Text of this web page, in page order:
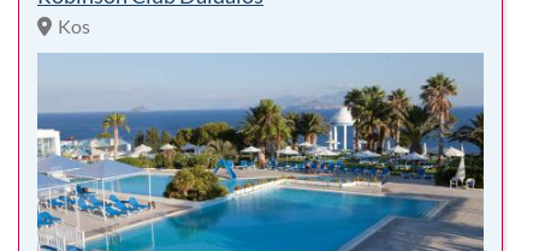
sehr beliebt
Premium
Club
96%
Empfehlung
Für
Alle